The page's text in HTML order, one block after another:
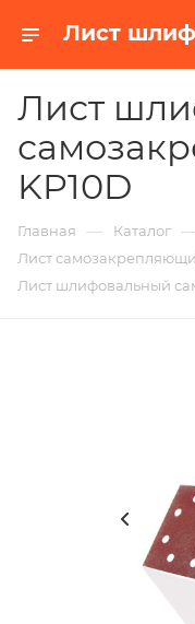
Лист
KP10D
Главная — Каталог
Лист
Лист шлифовальный